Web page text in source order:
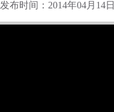
发布时间：2014年04月14